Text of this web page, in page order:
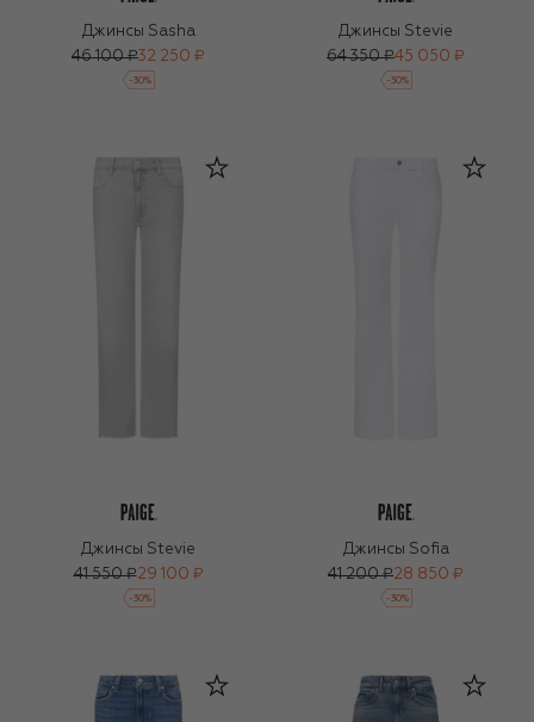
Джинсы Sasha
46 100 ₽32 250 ₽
-30%
Джинсы Stevie
64 350 ₽45 050 ₽
-30%
Джинсы Stevie
41 550 ₽29 100 ₽
-30%
Джинсы Sofia
41 200 ₽28 850 ₽
-30%